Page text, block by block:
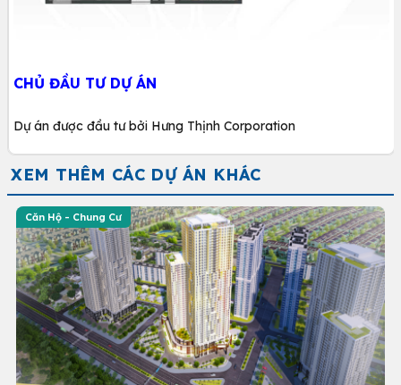
CHỦ ĐẦU TƯ DỰ ÁN
Dự án được đầu tư bởi Hưng Thịnh Corporation
XEM THÊM CÁC DỰ ÁN KHÁC
Căn Hộ - Chung Cư